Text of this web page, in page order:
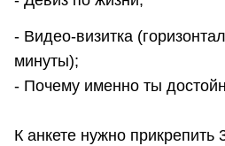
- Видео-визитка
минуты);
- Почему именно ты
К анкете нужно